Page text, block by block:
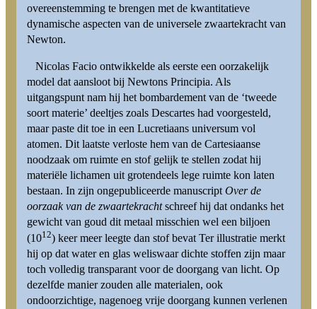
overeenstemming te brengen met de kwantitatieve
dynamische aspecten van de universele zwaartekracht van
Newton.
Nicolas Facio ontwikkelde als eerste een oorzakelijk
model dat aansloot bij Newtons Principia. Als
uitgangspunt nam hij het bombardement van de ‘tweede
soort materie’ deeltjes zoals Descartes had voorgesteld,
maar paste dit toe in een Lucretiaans universum vol
atomen. Dit laatste verloste hem van de Cartesiaanse
noodzaak om ruimte en stof gelijk te stellen zodat hij
materiële lichamen uit grotendeels lege ruimte kon laten
bestaan. In zijn ongepubliceerde manuscript Over de
oorzaak van de zwaartekrachtschreef hij dat ondanks het
gewicht van goud dit metaal misschien wel een biljoen
(1012) keer meer leegte dan stof bevat Ter illustratie merkt
hij op dat water en glas weliswaar dichte stoffen zijn maar
toch volledig transparant voor de doorgang van licht. Op
dezelfde manier zouden alle materialen, ook
ondoorzichtige, nagenoeg vrije doorgang kunnen verlenen